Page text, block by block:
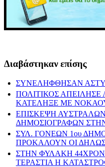
Διαβάστηκαν επίσης
ΣΥΝΕΛΗΦΘΗΣΑΝ
ΠΟΛΙΤΙΚΟΣ
ΚΑΤΕΛΗΞΕ ΜΕ
ΕΠΙΣΚΕΨΗ
ΔΗΜΟΣΙΟΓΡΑΦΩΝ
ΣΥΛ. ΓΟΝΕΩΝ 1ου
ΠΡΟΚΑΛΟΥΝ ΟΙ
ΣΤΗΝ ΦΥΛΑΚΗ
ΤΕΡΑΣΤΙΑ Η